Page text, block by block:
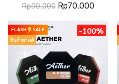
Rp90.000 Rp70.000
FLASH
SALE
สินค้าขายดี
-100%